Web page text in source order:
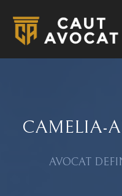
CAMELIA-
AVOCAT